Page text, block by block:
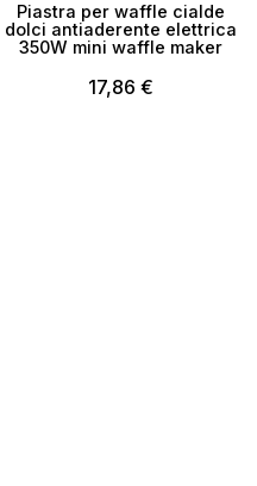
Piastra per waffle cialde
dolci antiaderente elettrica
350W mini waffle maker
17,86 €